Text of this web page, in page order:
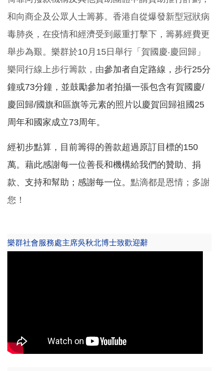
和向商企及公眾人士籌募。香港自從爆發新型冠狀病
毒肺炎，在疫情和經濟受到嚴重打擊下，籌募經費更
舉步為艱。樂群於10月15日舉行「賀國慶‧慶回歸」
樂同行線上步行籌款，由參加者自定路線，步行25分
鐘或73分鐘， 並鼓勵參加者拍攝一張包含有賀國慶/
慶回歸/國旗和區旗等元素的照片以慶賀回歸祖國25
周年和國家成立73周年。
經初步點算，目前籌得的善款超過原訂目標的150
萬。藉此感謝每一位善長和機構給我們的贊助、捐
款、支持和幫助；感謝每一位。 點滴都是恩情；多謝
您！
樂群社會服務處主席吳秋北博士致歡迎辭